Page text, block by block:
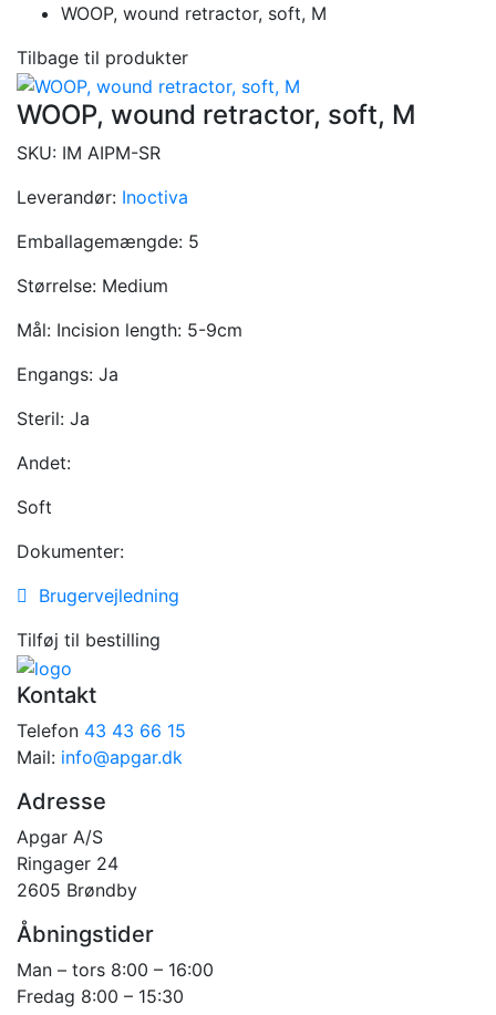
WOOP, wound retractor, soft, M
Tilbage til produkter
WOOP, wound retractor, soft, M
SKU: IM AIPM-SR
Leverandør: Inoctiva
Emballagemængde: 5
Størrelse: Medium
Mål: Incision length: 5-9cm
Engangs: Ja
Steril: Ja
Andet:
Soft
Dokumenter:
Brugervejledning
Tilføj til bestilling
Kontakt
Telefon 43 43 66 15
Mail: info@apgar.dk
Adresse
Apgar A/S
Ringager 24
2605 Brøndby
Åbningstider
Man – tors 8:00 – 16:00
Fredag 8:00 – 15:30